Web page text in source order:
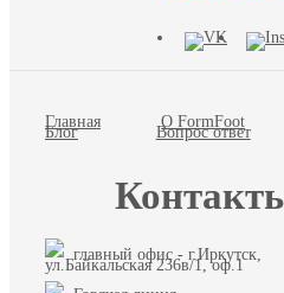
Главная О FormFoot
Блог Вопрос ответ
главный офис - г.Иркутск,
ул.Байкальская 236в/1, оф.1